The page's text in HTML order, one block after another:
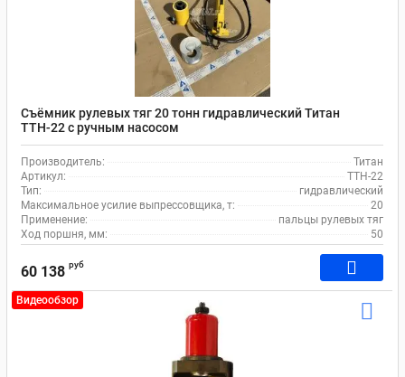
Съёмник рулевых тяг 20 тонн гидравлический Титан
ТТН-22 с ручным насосом
Производитель:
Титан
Артикул:
ТТН-22
Тип:
гидравлический
Максимальное усилие выпрессовщика, т:
20
Применение:
пальцы рулевых тяг
Ход поршня, мм:
50
60 138 руб
Видеообзор